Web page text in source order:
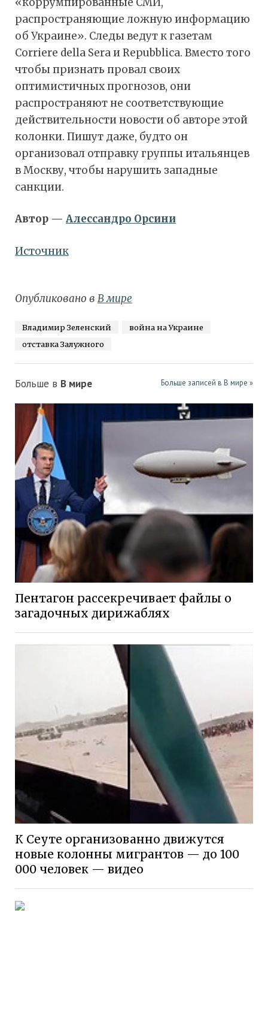
распространяющие ложную информацию
об Украине». Следы ведут к газетам
Corriere della Sera и Repubblica. Вместо того
чтобы признать провал своих
оптимистичных прогнозов, они
распространяют не соответствующие
действительности новости об авторе этой
колонки. Пишут даже, будто он
организовал отправку группы итальянцев
в Москву, чтобы нарушить западные
санкции.
Автор — Алессандро Орсини
Источник
Опубликовано в В мире
Владимир Зеленский
война на Украине
отставка Залужного
Больше в В мире Больше записей в В мире »
Пентагон рассекречивает файлы о
загадочных дирижаблях
К Сеуте организованно движутся
новые колонны мигрантов — до 100
000 человек — видео